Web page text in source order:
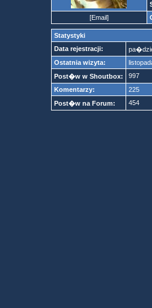
[Email]
Statystyki
Data rejestracji:
Ostatnia wizyta:
Post�w w Shoutbox:
997
Komentarzy:
225
Post�w na Forum:
454